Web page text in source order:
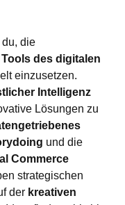
du, die
des digitalen
einzusetzen.
Intelligenz
Lösungen zu
und die
Commerce
strategischen
der kreativen